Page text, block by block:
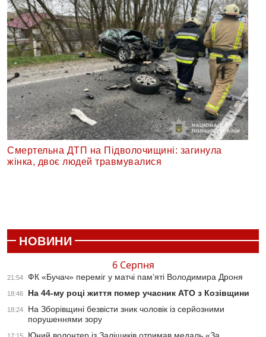
Смертельна ДТП на Підволочищині: загинула
жінка, двоє людей травмувалися
НОВИНИ
6 Серпня
21:54 ФК «Бучач» переміг у матчі пам’яті Володимира Дроня
18:46 На 44-му році життя помер учасник АТО з Козівщини
18:24
На Зборівщині безвісти зник чоловік із серйозними
порушеннями зору